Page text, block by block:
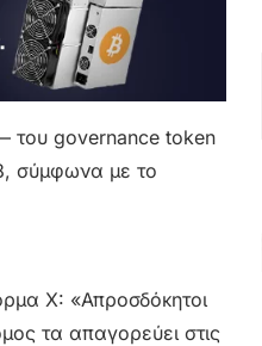
του governance token
σύμφωνα με το
X: «Απροσδόκητοι
τα απαγορεύει στις